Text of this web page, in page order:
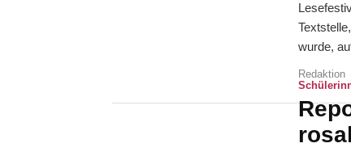
wurde,
Redaktion